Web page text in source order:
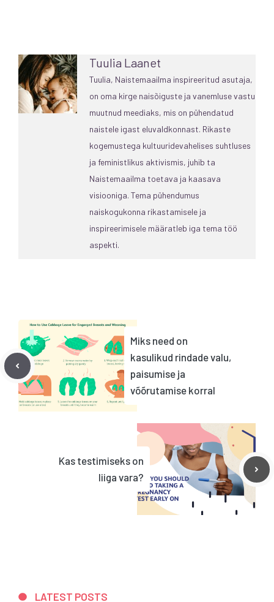
Tuulia Laanet
Tuulia, Naistemaailma inspireeritud asutaja,
on oma kirge naisõiguste ja vanemluse vastu
muutnud meediaks, mis on pühendatud
naistele igast eluvaldkonnast. Rikaste
kogemustega kultuuridevahelises suhtluses
ja feministlikus aktivismis, juhib ta
Naistemaailma toetava ja kaasava
visiooniga. Tema pühendumus
naiskogukonna rikastamisele ja
inspireerimisele määratleb iga tema töö
aspekti.
Miks need on
kasulikud rindade valu,
paisumise ja
võõrutamise korral
Kas testimiseks on
liiga vara?
LATEST POSTS